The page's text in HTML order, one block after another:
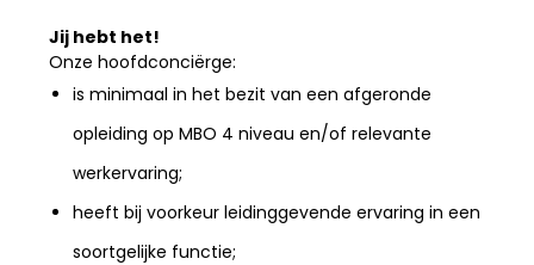
Jij hebt het!
Onze hoofdconciërge:
is minimaal in het bezit van een afgeronde
opleiding op MBO 4 niveau en/of relevante
werkervaring;
heeft bij voorkeur leidinggevende ervaring in een
soortgelijke functie;